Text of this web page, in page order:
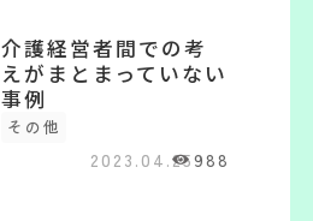
介護経営者間での考
えがまとまっていない
事例
その他
2023.04.25988